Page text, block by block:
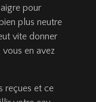
pour
plus neutre
vite donner
en avez
reçues et ce